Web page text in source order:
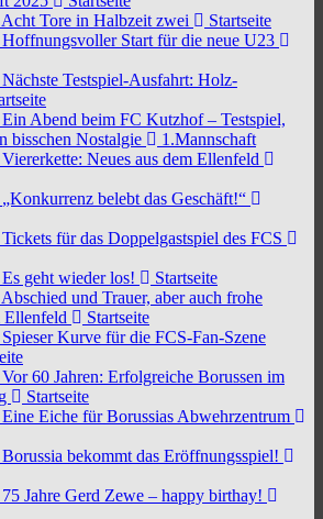
Acht Tore in Halbzeit zwei
Startseite
Hoffnungsvoller Start für die neue U23
Nächste Testspiel-Ausfahrt: Holz-
Ein Abend beim FC Kutzhof – Testspiel,
bisschen Nostalgie
1.Mannschaft
Viererkette: Neues aus dem Ellenfeld
„Konkurrenz belebt das Geschäft!“
Tickets für das Doppelgastspiel des FCS
Es geht wieder los!
Startseite
Abschied und Trauer, aber auch frohe
Ellenfeld
Startseite
Spieser Kurve für die FCS-Fan-Szene
Vor 60 Jahren: Erfolgreiche Borussen im
Startseite
Eine Eiche für Borussias Abwehrzentrum
Borussia bekommt das Eröffnungsspiel!
75 Jahre Gerd Zewe – happy birthay!